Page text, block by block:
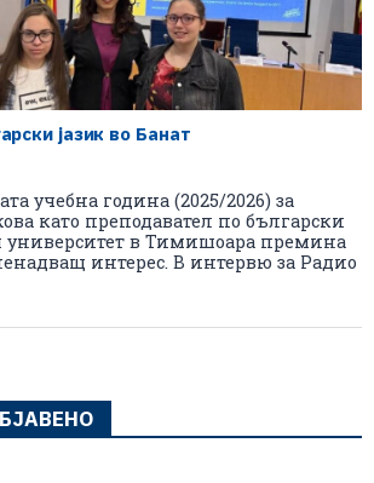
јазик во Банат
учебна година (2025/2026) за
като преподавател по български
университет в Тимишоара премина
интерес. В интервю за Радио